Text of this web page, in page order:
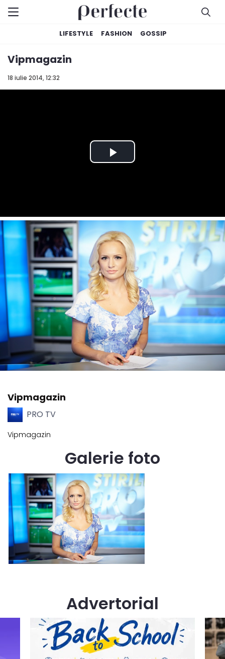
LIFESTYLE FASHION GOSSIP
18 iulie 2014, 12:32
Vipmagazin
Vipmagazin
PRO TV
Vipmagazin
Galerie foto
Advertorial